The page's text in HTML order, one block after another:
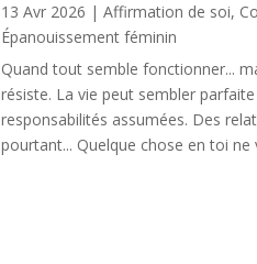
13 Avr 2026 |Affirmation de soi,
Épanouissement féminin
Quand tout semble fonctionner...
résiste. La vie peut sembler
responsabilités assumées. Des
pourtant... Quelque chose en toi ne